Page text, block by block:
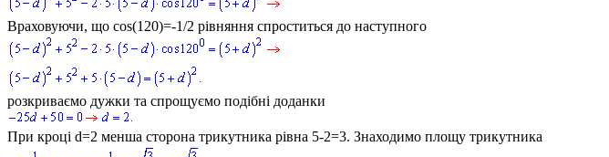
Враховуючи, що cos(120)=-1/2 рівняння спроститься до наступного
розкриваємо дужки та спрощуємо подібні доданки
При кроці d=2 менша сторона трикутника рівна 5-2=3. Знаходимо площу трикутника